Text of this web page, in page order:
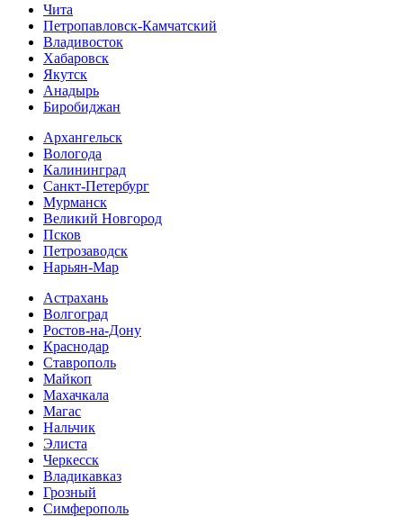
Чита
Петропавловск-Камчатский
Владивосток
Хабаровск
Якутск
Анадырь
Биробиджан
Архангельск
Вологода
Калининград
Санкт-Петербург
Мурманск
Великий Новгород
Псков
Петрозаводск
Нарьян-Мар
Астрахань
Волгоград
Ростов-на-Дону
Краснодар
Ставрополь
Майкоп
Махачкала
Магас
Нальчик
Элиста
Черкесск
Владикавказ
Грозный
Симферополь